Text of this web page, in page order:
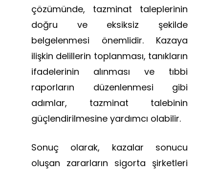
çözümünde, tazminat taleplerinin
doğru ve eksiksiz şekilde
belgelenmesi önemlidir. Kazaya
ilişkin delillerin toplanması, tanıkların
ifadelerinin alınması ve tıbbi
raporların düzenlenmesi gibi
adımlar, tazminat talebinin
güçlendirilmesine yardımcı olabilir.
Sonuç olarak, kazalar sonucu
oluşan zararların sigorta şirketleri